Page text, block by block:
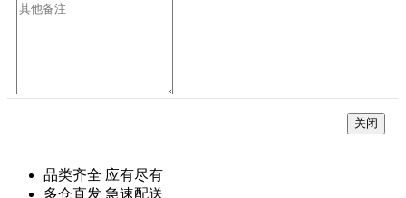
关闭
品类齐全 应有尽有
多仓直发 急速配送